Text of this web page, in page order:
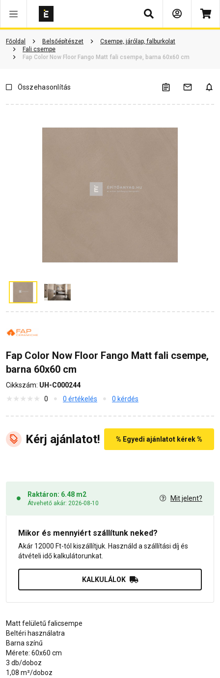
Keresés
Főoldal Belsőépítészet
Csempe, járólap, falburkolat
Fali csempe
Fap Color Now Floor Fango Matt fali csempe, barna 60x60 cm
Vásárlói vélemények Kérdések és válaszok Kapcsolódó cikkek
Összehasonlítás
Fap Color Now Floor Fango Matt fali csempe,
barna 60x60 cm
Cikkszám: UH-C000244
0
0 értékelés 0 kérdés
% Egyedi ajánlatot kérek %
Kérj ajánlatot!
Raktáron: 6.48 m2
Átvehető akár: 2026-08-10
Mit jelent?
Mikor és mennyiért szállítunk neked?
Akár 12000 Ft-tól kiszállítjuk. Használd a szállítási díj és
átvételi idő kalkulátorunkat.
KALKULÁLOK
Matt felületű falicsempe
Beltéri használatra
Barna színű
Mérete: 60x60 cm
3 db/doboz
1,08 m²/doboz